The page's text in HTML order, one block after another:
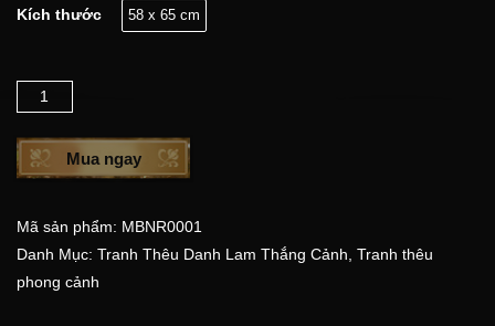
Kích thước 58 x 65 cm
Số lượng
Mua ngay
Mã sản phẩm: MBNR0001
Danh Mục: Tranh Thêu Danh Lam Thắng Cảnh Tranh thêu
phong cảnh